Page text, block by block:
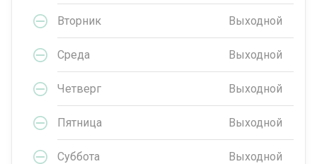
Вторник Выходной
Среда Выходной
Четверг Выходной
Пятница Выходной
Суббота Выходной